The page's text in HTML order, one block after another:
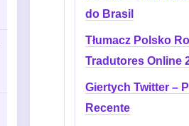
do Brasil
Tłumacz Polsko
Tradutores Online
Giertych Twitter –
Recente